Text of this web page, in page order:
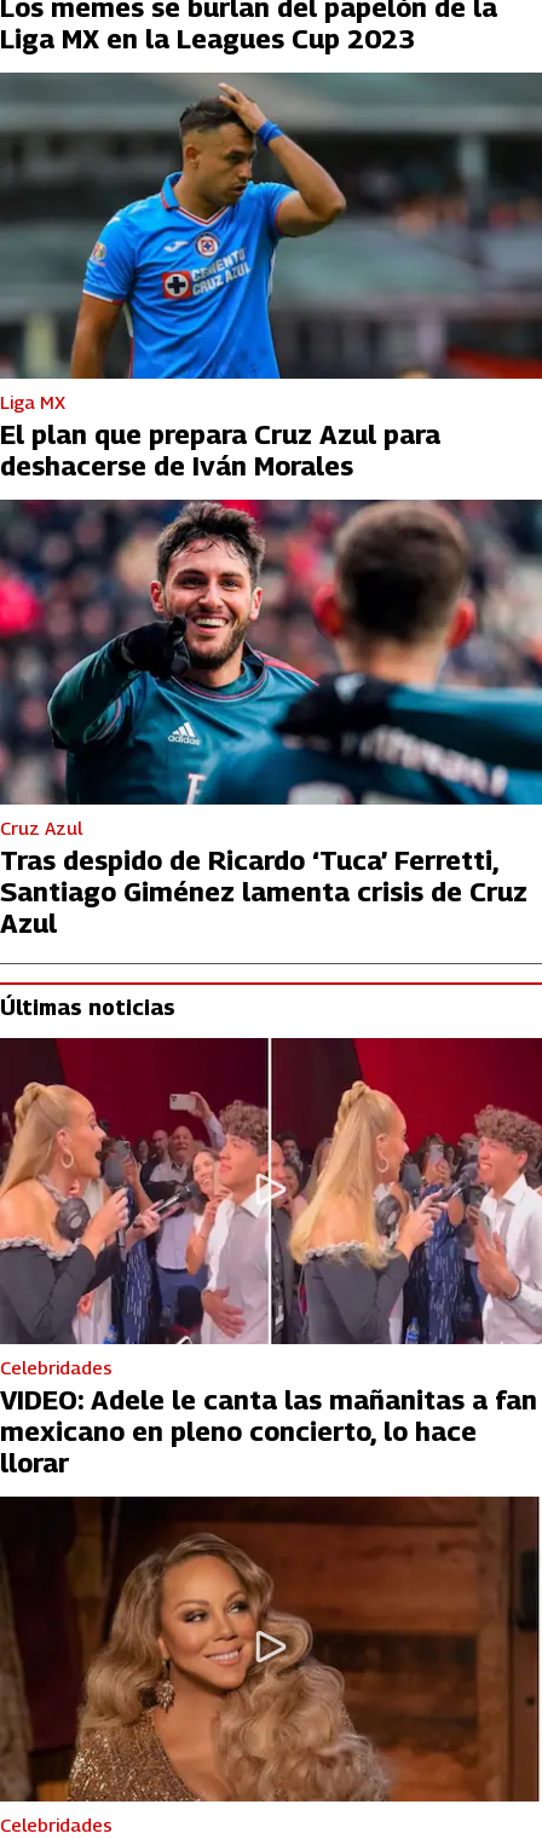
Los memes se burlan del papelón de la
Liga MX en la Leagues Cup 2023
Liga MX
El plan que prepara Cruz Azul para
deshacerse de Iván Morales
Cruz Azul
Tras despido de Ricardo ‘Tuca’ Ferretti,
Santiago Giménez lamenta crisis de Cruz
Azul
Últimas noticias
Celebridades
VIDEO: Adele le canta las mañanitas a fan
mexicano en pleno concierto, lo hace
llorar
Celebridades